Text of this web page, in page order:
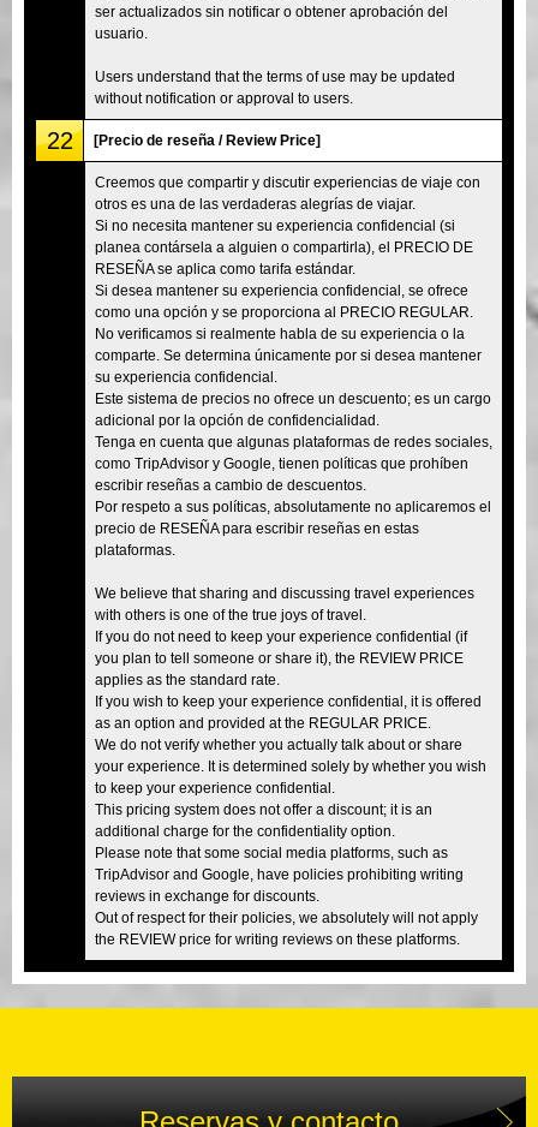
ser actualizados sin notificar o obtener aprobación del
usuario.
Users understand that the terms of use may be updated
without notification or approval to users.
22 [Precio de reseña / Review Price]
Creemos que compartir y discutir experiencias de viaje con
otros es una de las verdaderas alegrías de viajar.
Si no necesita mantener su experiencia confidencial (si
planea contársela a alguien o compartirla), el PRECIO DE
RESEÑA se aplica como tarifa estándar.
Si desea mantener su experiencia confidencial, se ofrece
como una opción y se proporciona al PRECIO REGULAR.
No verificamos si realmente habla de su experiencia o la
comparte. Se determina únicamente por si desea mantener
su experiencia confidencial.
Este sistema de precios no ofrece un descuento; es un cargo
adicional por la opción de confidencialidad.
Tenga en cuenta que algunas plataformas de redes sociales,
como TripAdvisor y Google, tienen políticas que prohíben
escribir reseñas a cambio de descuentos.
Por respeto a sus políticas, absolutamente no aplicaremos el
precio de RESEÑA para escribir reseñas en estas
plataformas.
We believe that sharing and discussing travel experiences
with others is one of the true joys of travel.
If you do not need to keep your experience confidential (if
you plan to tell someone or share it), the REVIEW PRICE
applies as the standard rate.
If you wish to keep your experience confidential, it is offered
as an option and provided at the REGULAR PRICE.
We do not verify whether you actually talk about or share
your experience. It is determined solely by whether you wish
to keep your experience confidential.
This pricing system does not offer a discount; it is an
additional charge for the confidentiality option.
Please note that some social media platforms, such as
TripAdvisor and Google, have policies prohibiting writing
reviews in exchange for discounts.
Out of respect for their policies, we absolutely will not apply
the REVIEW price for writing reviews on these platforms.